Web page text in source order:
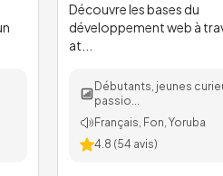
Découvre les bases du
développement web à
at...
Débutants, jeunes
passio...
Français, Fon, Yoruba
4.8 (54 avis)